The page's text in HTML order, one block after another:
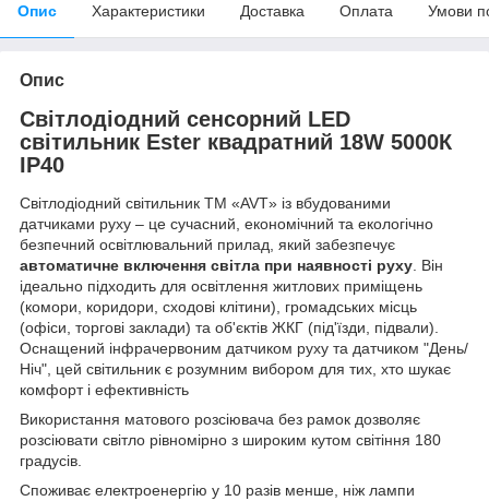
Опис Характеристики Доставка Оплата Умови
Опис
Світлодіодний сенсорний LED
світильник Ester квадратний 18W 5000К
IP40
Світлодіодний світильник ТМ «AVT» із вбудованими
датчиками руху – це сучасний, економічний та екологічно
безпечний освітлювальний прилад, який забезпечує
автоматичне включення світла при наявності руху. Він
ідеально підходить для освітлення житлових приміщень
(комори, коридори, сходові клітини), громадських місць
(офіси, торгові заклади) та об'єктів ЖКГ (під'їзди, підвали).
Оснащений інфрачервоним датчиком руху та датчиком "День/
Ніч", цей світильник є розумним вибором для тих, хто шукає
комфорт і ефективність
Використання матового розсіювача без рамок дозволяє
розсіювати світло рівномірно з широким кутом світіння 180
градусів.
Споживає електроенергію у 10 разів менше, ніж лампи